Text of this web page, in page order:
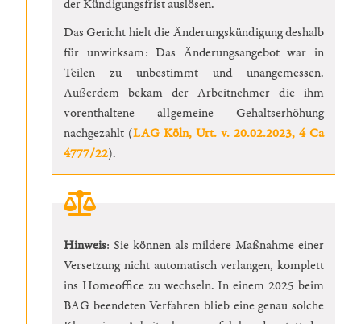
der Kündigungsfrist auslösen.
Das Gericht hielt die Änderungskündigung deshalb
für unwirksam: Das Änderungsangebot war in
Teilen zu unbestimmt und unangemessen.
Außerdem bekam der Arbeitnehmer die ihm
vorenthaltene allgemeine Gehaltserhöhung
nachgezahlt (LAG Köln, Urt. v. 20.02.2023, 4 Ca
4777/22).
Hinweis: Sie können als mildere Maßnahme einer
Versetzung nicht automatisch verlangen, komplett
ins Homeoffice zu wechseln. In einem 2025 beim
BAG beendeten Verfahren blieb eine genau solche